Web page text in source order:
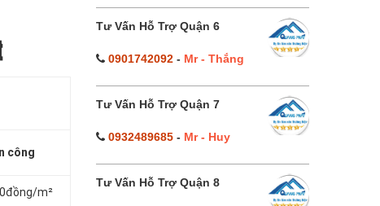
công
m²
Tư Vấn Hỗ Trợ Quận 6
0901742092- Mr - Thắng
Tư Vấn Hỗ Trợ Quận 7
0932489685- Mr - Huy
Tư Vấn Hỗ Trợ Quận 8